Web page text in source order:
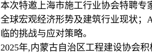
本次特邀上海市施工行业协会特聘专
全球宏观经济形势及建筑行业现状
临的挑战与应对策略。
2025年,内蒙古自治区工程建设协会